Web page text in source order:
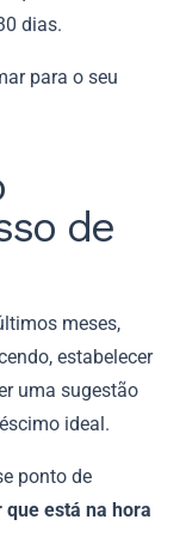
dias.
para o seu
de
meses,
estabelecer
uma sugestão
ideal.
ponto de
está na hora